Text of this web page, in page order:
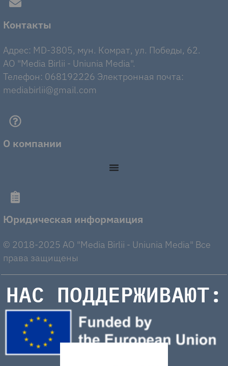
Контакты
Адрес: MD-3805, мун. Комрат, ул. Победы, 62.
AO "Media Birlii - Uniunia Media".
Телефон: 068192226 Электронная почта:
mediabirlii@gmail.com
О компании
Юридическая информаиция
© 2018-2025 AO "Media Birlii - Uniunia Media" Все
права защищены
НАС ПОДДЕРЖИВАЮТ: